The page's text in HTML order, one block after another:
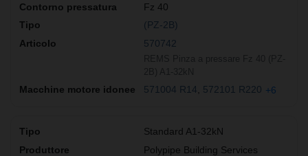
Fz 40
(PZ-2B)
570742
571004 R14 572101 R220 +6
Standard A1-32kN
Polypipe Building Services